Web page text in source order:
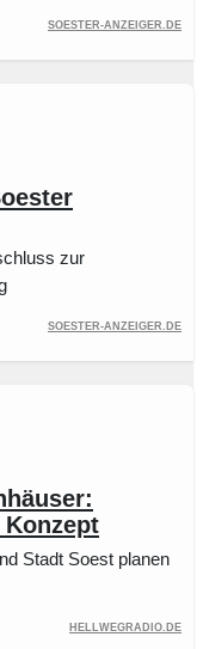
soester-anzeiger.de
zur
soester-anzeiger.de
Stadt Soest planen
hellwegradio.de